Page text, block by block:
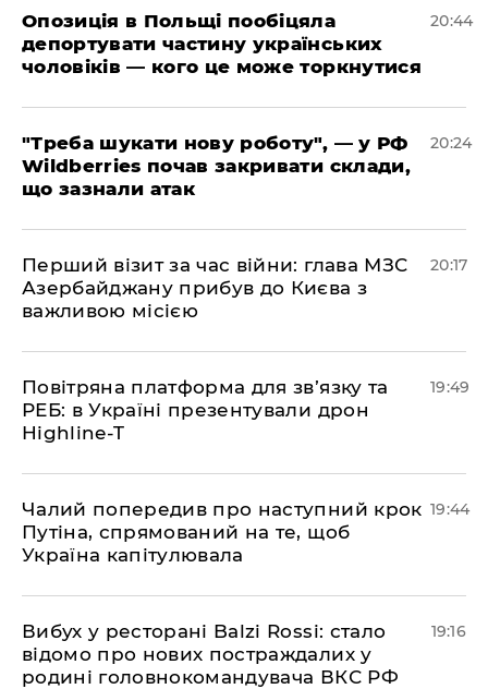
​Опозиція в Польщі пообіцяла
депортувати частину українських
чоловіків — кого це може торкнутися
20:44
​"Треба шукати нову роботу", — у РФ
Wildberries почав закривати склади,
що зазнали атак
20:24
​Перший візит за час війни: глава МЗС
Азербайджану прибув до Києва з
важливою місією
20:17
​Повітряна платформа для зв’язку та
РЕБ: в Україні презентували дрон
Highline-T
19:49
​Чалий попередив про наступний крок
Путіна, спрямований на те, щоб
Україна капітулювала
19:44
​Вибух у ресторані Balzi Rossi: стало
відомо про нових постраждалих у
родині головнокомандувача ВКС РФ
19:16